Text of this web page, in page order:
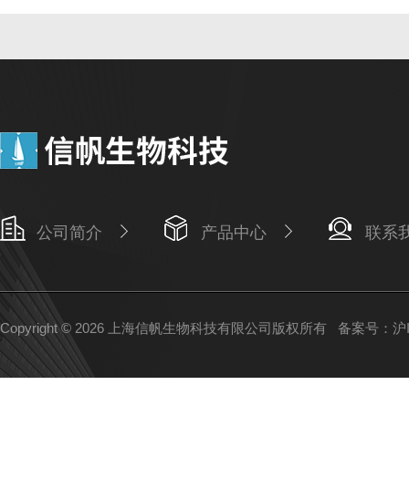
公司简介 产品中心 联系
Copyright © 2026 上海信帆生物科技有限公司版权所有 备案号：